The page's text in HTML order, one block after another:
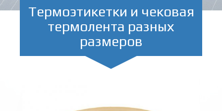
Термоэтикетки и чековая
термолента разных
размеров